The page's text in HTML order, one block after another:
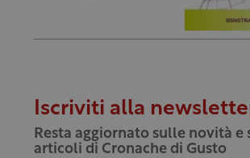
Iscriviti alla
Resta aggiornato sulle novità e
articoli di Cronache di Gusto